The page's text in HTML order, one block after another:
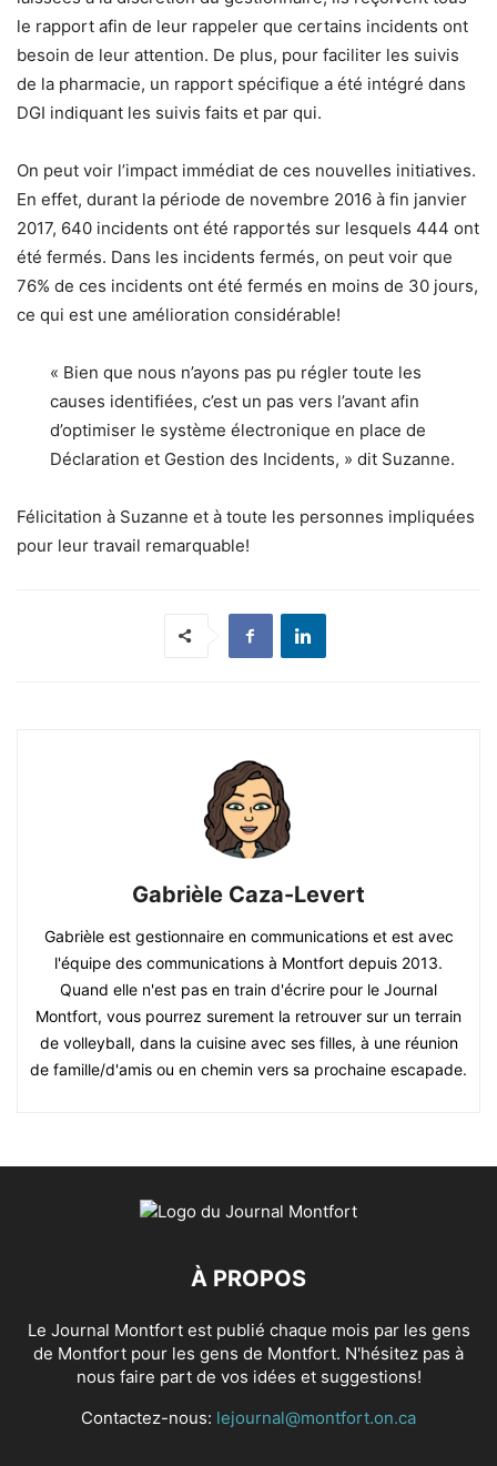
le rapport afin de leur rappeler que certains incidents ont
besoin de leur attention. De plus, pour faciliter les suivis
de la pharmacie, un rapport spécifique a été intégré dans
DGI indiquant les suivis faits et par qui.
On peut voir l’impact immédiat de ces nouvelles initiatives.
En effet, durant la période de novembre 2016 à fin janvier
2017, 640 incidents ont été rapportés sur lesquels 444 ont
été fermés. Dans les incidents fermés, on peut voir que
76% de ces incidents ont été fermés en moins de 30 jours,
ce qui est une amélioration considérable!
« Bien que nous n’ayons pas pu régler toute les
causes identifiées, c’est un pas vers l’avant afin
d’optimiser le système électronique en place de
Déclaration et Gestion des Incidents, » dit Suzanne.
Félicitation à Suzanne et à toute les personnes impliquées
pour leur travail remarquable!
Gabrièle Caza-Levert
Gabrièle est gestionnaire en communications et est avec
l'équipe des communications à Montfort depuis 2013.
Quand elle n'est pas en train d'écrire pour le Journal
Montfort, vous pourrez surement la retrouver sur un terrain
de volleyball, dans la cuisine avec ses filles, à une réunion
de famille/d'amis ou en chemin vers sa prochaine escapade.
À PROPOS
Le Journal Montfort est publié chaque mois par les gens
de Montfort pour les gens de Montfort. N'hésitez pas à
nous faire part de vos idées et suggestions!
Contactez-nous: lejournal@montfort.on.ca